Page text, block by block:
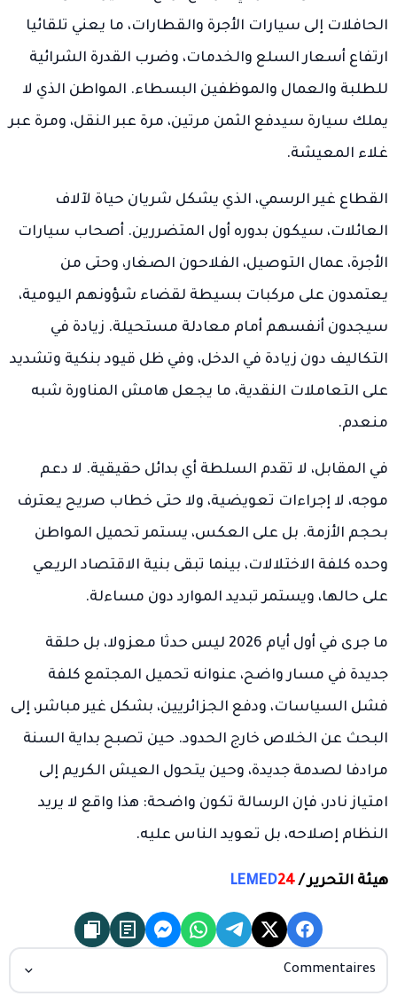
الحافلات إلى سيارات الأجرة والقطارات، ما يعني تلقائيا
ارتفاع أسعار السلع والخدمات، وضرب القدرة الشرائية
للطلبة والعمال والموظفين البسطاء. المواطن الذي لا
يملك سيارة سيدفع الثمن مرتين، مرة عبر النقل، ومرة عبر
غلاء المعيشة.
القطاع غير الرسمي، الذي يشكل شريان حياة لآلاف
العائلات، سيكون بدوره أول المتضررين. أصحاب سيارات
الأجرة، عمال التوصيل، الفلاحون الصغار، وحتى من
يعتمدون على مركبات بسيطة لقضاء شؤونهم اليومية،
سيجدون أنفسهم أمام معادلة مستحيلة. زيادة في
التكاليف دون زيادة في الدخل، وفي ظل قيود بنكية وتشديد
على التعاملات النقدية، ما يجعل هامش المناورة شبه
منعدم.
في المقابل، لا تقدم السلطة أي بدائل حقيقية. لا دعم
موجه، لا إجراءات تعويضية، ولا حتى خطاب صريح يعترف
بحجم الأزمة. بل على العكس، يستمر تحميل المواطن
وحده كلفة الاختلالات، بينما تبقى بنية الاقتصاد الريعي
على حالها، ويستمر تبديد الموارد دون مساءلة.
ما جرى في أول أيام 2026 ليس حدثا معزولا، بل حلقة
جديدة في مسار واضح، عنوانه تحميل المجتمع كلفة
فشل السياسات، ودفع الجزائريين، بشكل غير مباشر، إلى
البحث عن الخلاص خارج الحدود. حين تصبح بداية السنة
مرادفا لصدمة جديدة، وحين يتحول العيش الكريم إلى
امتياز نادر، فإن الرسالة تكون واضحة: هذا واقع لا يريد
النظام إصلاحه، بل تعويد الناس عليه.
هيئة التحرير / LEMED24
Commentaires